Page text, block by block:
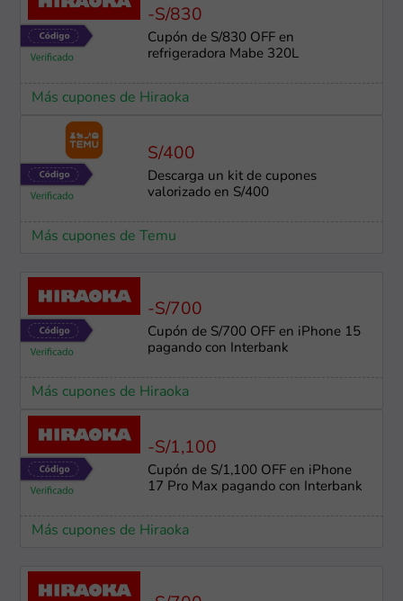
-S/830
Cupón de S/830 OFF en
refrigeradora Mabe 320L
Más cupones de Hiraoka
S/400
Descarga un kit de cupones
valorizado en S/400
Más cupones de Temu
-S/700
Cupón de S/700 OFF en iPhone 15
pagando con Interbank
Más cupones de Hiraoka
-S/1,100
Cupón de S/1,100 OFF en iPhone
17 Pro Max pagando con Interbank
Más cupones de Hiraoka